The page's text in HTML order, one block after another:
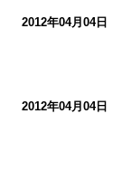
2012年04月04日
2012年04月04日